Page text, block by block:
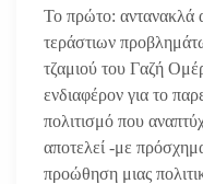
Το πρώτο: αντανακλά
τεράστιων
τζαμιού του Γαζή
ενδιαφέρον για το
πολιτισμό που
αποτελεί -με
προώθηση μιας